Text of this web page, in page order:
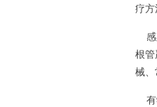
疗方
感
根
械
有